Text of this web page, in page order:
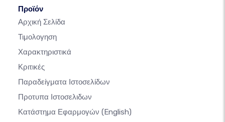
Προϊόν
Αρχική Σελίδα
Τιμολογηση
Χαρακτηριστικά
Κριτικές
Παραδείγματα Ιστοσελίδων
Προτυπα Ιστοσελιδων
Κατάστημα Εφαρμογών (English)